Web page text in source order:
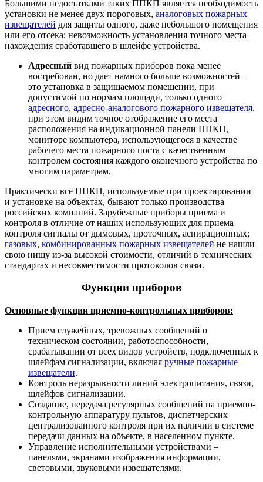
Большими недостатками таких ППКП является необходимость
установки не менее двух пороговых, аналоговых пожарных
извещателей для защиты одного, даже небольшого помещения
или его отсека; невозможность установления точного места
нахождения сработавшего в шлейфе устройства.
Адресный вид пожарных приборов пока менее
востребован, но дает намного больше возможностей –
это установка в защищаемом помещении, при
допустимой по нормам площади, только одного
адресного, адресно-аналогового пожарного извещателя,
при этом видим точное отображение его места
расположения на индикационной панели ППКП,
мониторе компьютера, использующегося в качестве
рабочего места пожарного поста с качественным
контролем состояния каждого оконечного устройства по
многим параметрам.
Практически все ППКП, используемые при проектировании
и установке на объектах, бывают только производства
российских компаний. Зарубежные приборы приема и
контроля в отличие от наших использующих для приема
контроля сигналы от дымовых, проточных, аспирационных;
газовых, комбинированных пожарных извещателей не нашли
свою нишу из-за высокой стоимости, отличий в технических
стандартах и несовместимости протоколов связи.
Функции приборов
Основные функции приемно-контрольных приборов:
Прием служебных, тревожных сообщений о
техническом состоянии, работоспособности,
срабатывании от всех видов устройств, подключенных к
шлейфам сигнализации, включая ручные пожарные
извещатели.
Контроль неразрывности линий электропитания, связи,
шлейфов сигнализации.
Создание, передача регулярных сообщений на приемно-
контрольную аппаратуру пультов, диспетчерских
централизованного контроля при их наличии в системе
передачи данных на объекте, в населенном пункте.
Управление исполнительными устройствами –
панелями, экранами изображения информации,
световыми, звуковыми извещателями.